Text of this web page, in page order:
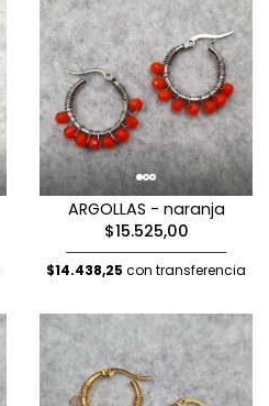
ARGOLLAS - naranja
$15.525,00
$14.438,25 con transferencia